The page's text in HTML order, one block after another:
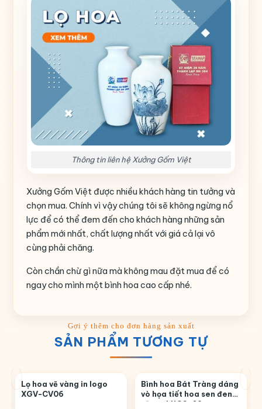
Thông tin liên hệ Xưởng Gốm Việt
Xưởng Gốm Việt được nhiều khách hàng tin tưởng và
chọn mua. Chính vì vậy chúng tôi sẽ không ngừng nổ
lực để có thể đem đến cho khách hàng những sản
phẩm mới nhất, chất lượng nhất với giá cả lại vô
cùng phải chăng.
Còn chần chừ gì nữa mà không mau đặt mua để có
ngay cho mình một bình hoa cao cấp nhé.
SẢN PHẨM TƯƠNG TỰ
Lọ hoa vẽ vàng in logo
XGV-CV06
Bình hoa Bát Tràng dáng
vò họa tiết hoa sen đen
vẽ tay LHGS-02